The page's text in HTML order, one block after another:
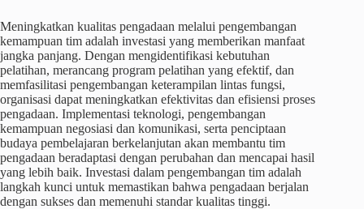
Meningkatkan kualitas pengadaan melalui pengembangan
kemampuan tim adalah investasi yang memberikan manfaat
jangka panjang. Dengan mengidentifikasi kebutuhan
pelatihan, merancang program pelatihan yang efektif, dan
memfasilitasi pengembangan keterampilan lintas fungsi,
organisasi dapat meningkatkan efektivitas dan efisiensi proses
pengadaan. Implementasi teknologi, pengembangan
kemampuan negosiasi dan komunikasi, serta penciptaan
budaya pembelajaran berkelanjutan akan membantu tim
pengadaan beradaptasi dengan perubahan dan mencapai hasil
yang lebih baik. Investasi dalam pengembangan tim adalah
langkah kunci untuk memastikan bahwa pengadaan berjalan
dengan sukses dan memenuhi standar kualitas tinggi.